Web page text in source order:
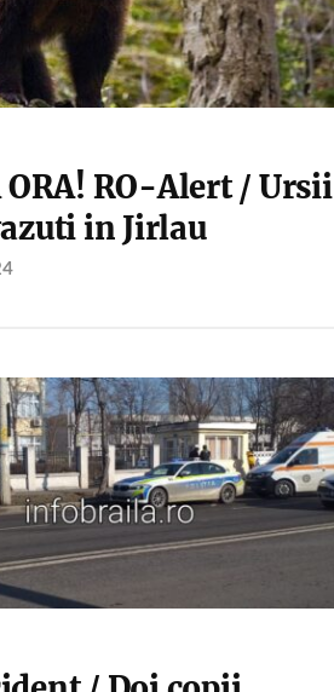
RO-Alert / Ursii
in Jirlau